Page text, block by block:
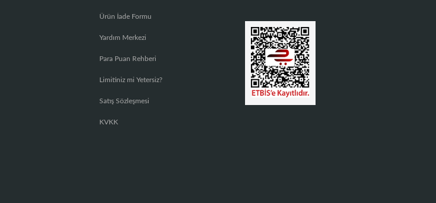
Ürün İade Formu
Yardım Merkezi
Para Puan Rehberi
Limitiniz mi Yetersiz?
Satış Sözleşmesi
KVKK